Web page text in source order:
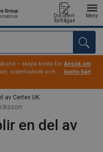
Din offert-
förfrågan
Meny
– skapa konto för
orderhistorik och
Ansök om
konto här!
av Certex UK
en del av